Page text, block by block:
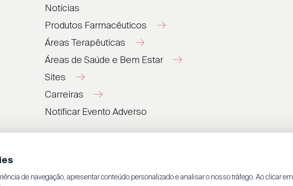
Notícias
Produtos Farmacêuticos
Áreas Terapêuticas
Áreas de Saúde e Bem Estar
Sites
®
®
®
Carreiras
Notificar Evento Adverso
| 100% GET ON
de navegação, apresentar conteúdo personalizado e analisar o nosso tráfego. Ao clicar em